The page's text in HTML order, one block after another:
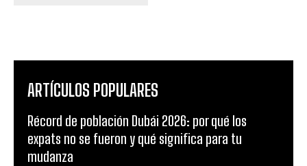
ARTÍCULOS POPULARES
Récord de población Dubái 2026: por qué los
expats no se fueron y qué significa para tu
mudanza